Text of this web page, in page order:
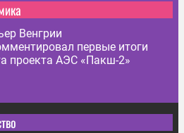
Венгрии
первые итоги
проекта АЭС «Пакш-2»